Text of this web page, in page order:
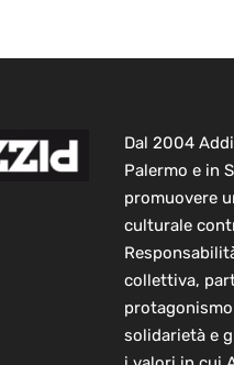
Dal 2004
Palermo e in
promuovere
culturale
collettiva,
solidarietà e